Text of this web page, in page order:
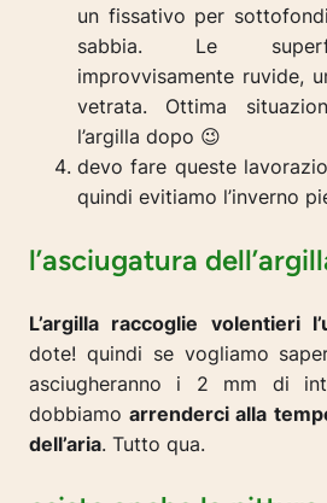
un fissativo per
sabbia. Le
improvvisamente ruvide,
vetrata. Ottima
l’argilla dopo 😉
devo fare queste
quindi evitiamo l’inverno
l’asciugatura
L’argilla raccoglie volentieri
dote! quindi se vogliamo
asciugheranno i 2 mm di
dobbiamoarrenderci alla
dell’aria. Tutto qua.